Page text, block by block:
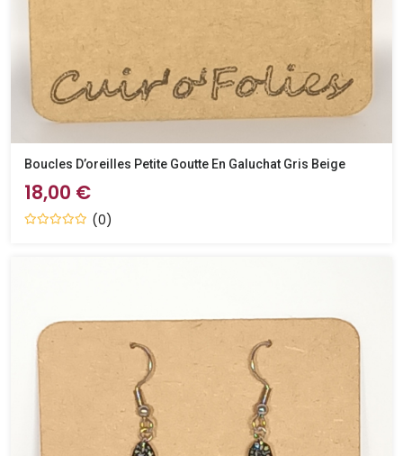
Boucles D’oreilles Petite Goutte En Galuchat Gris Beige
18,00 €
(0)